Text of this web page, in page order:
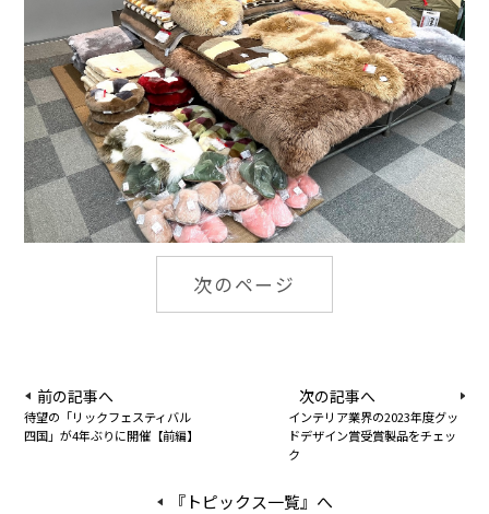
次のページ
前の記事へ
待望の「リックフェスティバル
四国」が4年ぶりに開催【前編】
次の記事へ
インテリア業界の2023年度グッ
ドデザイン賞受賞製品をチェッ
ク
『トピックス一覧』へ